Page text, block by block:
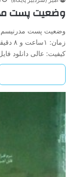
وضعیت پست
وضعیت پست مدرنیسم
کیفیت: عالی دانلود